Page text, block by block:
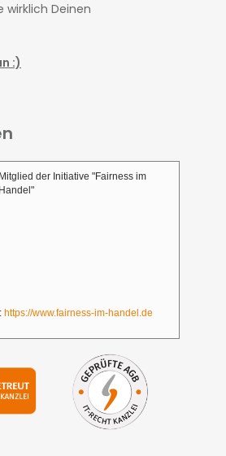
wirklich Deinen
:)
Mitglied der Initiative "Fairness im
Handel"
https://www.fairness-im-handel.de